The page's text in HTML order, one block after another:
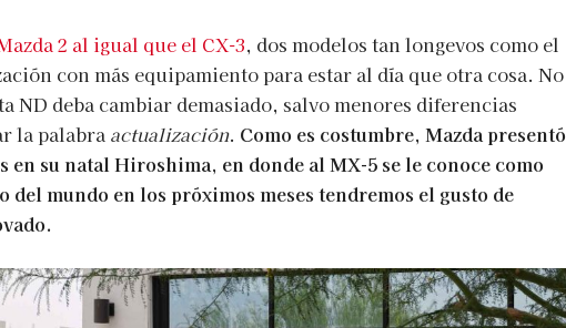
2 al igual que el CX-3, dos modelos tan longevos como el
con más equipamiento para estar al día que otra cosa. No
ND deba cambiar demasiado, salvo menores diferencias
la palabra actualización. Como es costumbre, Mazda presentó
en su natal Hiroshima, en donde al MX-5 se le conoce como
del mundo en los próximos meses tendremos el gusto de